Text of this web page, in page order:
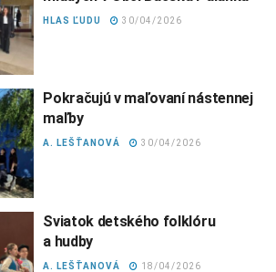
HLAS ĽUDU 30/04/2026
Pokračujú v maľovaní nástennej
maľby
A. LEŠŤANOVÁ 30/04/2026
Sviatok detského folklóru
a hudby
A. LEŠŤANOVÁ 18/04/2026